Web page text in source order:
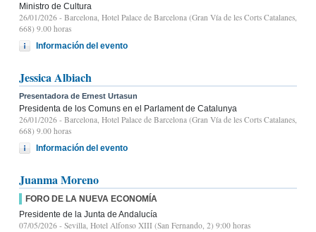
Ministro de Cultura
26/01/2026 - Barcelona, Hotel Palace de Barcelona (Gran Vía de les Corts Catalanes,
668) 9.00 horas
Información del evento
Jessica Albiach
Presentadora de Ernest Urtasun
Presidenta de los Comuns en el Parlament de Catalunya
26/01/2026 - Barcelona, Hotel Palace de Barcelona (Gran Vía de les Corts Catalanes,
668) 9.00 horas
Información del evento
Juanma Moreno
FORO DE LA NUEVA ECONOMÍA
Presidente de la Junta de Andalucía
07/05/2026 - Sevilla, Hotel Alfonso XIII (San Fernando, 2) 9:00 horas